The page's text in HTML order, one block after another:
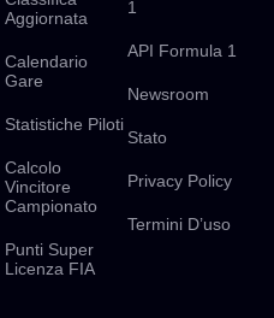
Aggiornata
Calendario
Gare
Statistiche Piloti
Calcolo
Vincitore
Campionato
Punti Super
Licenza FIA
1
API Formula 1
Newsroom
Stato
Privacy Policy
Termini D’uso